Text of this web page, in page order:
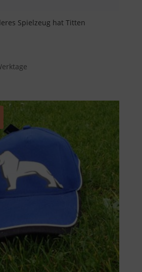
Spielzeug hat Titten
€.